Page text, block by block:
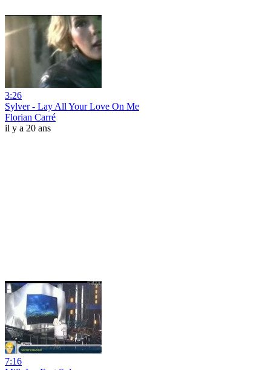
3:26
Sylver - Lay All Your Love On Me
Florian Carré
il y a 20 ans
7:16